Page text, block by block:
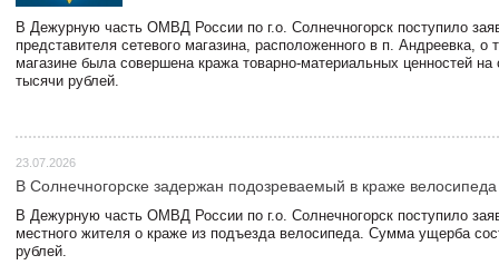
В Дежурную часть ОМВД России по г.о. Солнечногорск поступило
представителя сетевого магазина, расположенного в п. Андреевка, о
магазине была совершена кража товарно-материальных ценностей
тысячи рублей.
23.07.2026
В Солнечногорске задержан подозреваемый в краже велосипеда
В Дежурную часть ОМВД России по г.о. Солнечногорск поступило
местного жителя о краже из подъезда велосипеда. Сумма ущерба
рублей.